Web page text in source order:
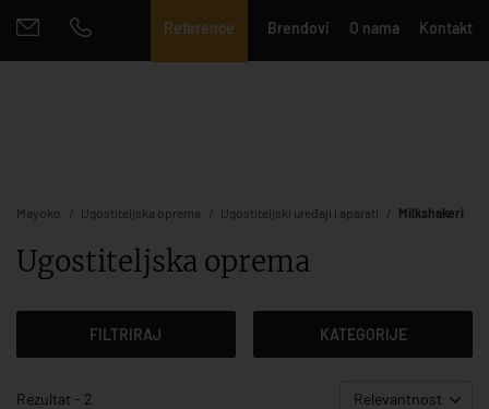
Reference Brendovi O nama Kontakt
Mayoko Ugostiteljska oprema Ugostiteljski uređaji i aparati Milkshakeri
Ugostiteljska oprema
FILTRIRAJ KATEGORIJE
Rezultat - 2 Relevantnost